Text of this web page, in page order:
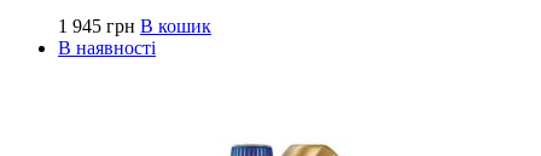
1 945 грн В кошик
В наявності